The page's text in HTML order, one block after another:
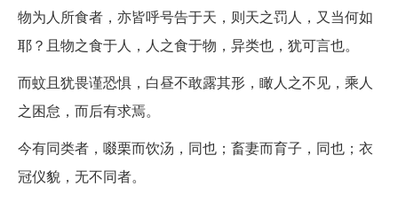
物为人所食者，亦皆呼号告于天，则天之罚人，又当何如
耶？且物之食于人，人之食于物，异类也，犹可言也。
而蚊且犹畏谨恐惧，白昼不敢露其形，瞰人之不见，乘人
之困怠，而后有求焉。
今有同类者，啜栗而饮汤，同也；畜妻而育子，同也；衣
冠仪貌，无不同者。